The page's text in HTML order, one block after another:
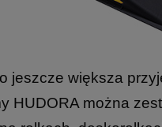
jeszcze większa
HUDORA można